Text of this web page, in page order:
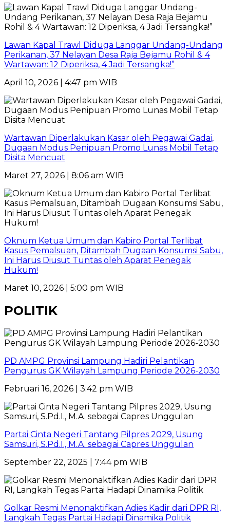
Lawan Kapal Trawl Diduga Langgar Undang-Undang
Perikanan, 37 Nelayan Desa Raja Bejamu Rohil & 4
Wartawan: 12 Diperiksa, 4 Jadi Tersangka!”
April 10, 2026 | 4:47 pm WIB
Wartawan Diperlakukan Kasar oleh Pegawai Gadai,
Dugaan Modus Penipuan Promo Lunas Mobil Tetap
Disita Mencuat
Maret 27, 2026 | 8:06 am WIB
Oknum Ketua Umum dan Kabiro Portal Terlibat
Kasus Pemalsuan, Ditambah Dugaan Konsumsi Sabu,
Ini Harus Diusut Tuntas oleh Aparat Penegak
Hukum!
Maret 10, 2026 | 5:00 pm WIB
POLITIK
PD AMPG Provinsi Lampung Hadiri Pelantikan
Pengurus GK Wilayah Lampung Periode 2026-2030
Februari 16, 2026 | 3:42 pm WIB
Partai Cinta Negeri Tantang Pilpres 2029, Usung
Samsuri, S.Pd.I., M.A. sebagai Capres Unggulan
September 22, 2025 | 7:44 pm WIB
Golkar Resmi Menonaktifkan Adies Kadir dari DPR RI,
Langkah Tegas Partai Hadapi Dinamika Politik